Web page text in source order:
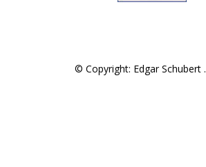
© Copyright: Edgar Schubert .